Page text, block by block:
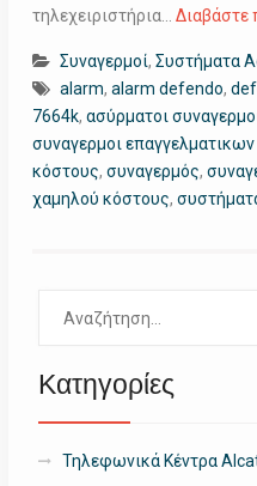
τηλεχειριστήρια… Διαβάστε
Συναγερμοί, Συστήματα
alarm, alarm defendo,
7664k, ασύρματοι
συναγερμοι
κόστους, συναγερμός,
χαμηλού κόστους,
για:
Κατηγορίες
Τηλεφωνικά Κέντρα